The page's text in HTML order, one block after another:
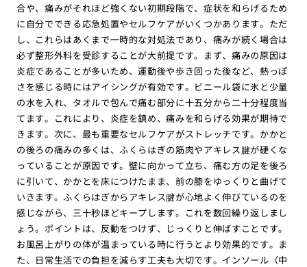
合や、痛みがそれほど強くない初期段階で、症状を和らげるため
に自分でできる応急処置やセルフケアがいくつかあります。ただ
し、これらはあくまで一時的な対処法であり、痛みが続く場合は
必ず整形外科を受診することが大前提です。まず、痛みの原因は
炎症であることが多いため、運動後や歩き回った後など、熱っぽ
さを感じる時にはアイシングが有効です。ビニール袋に氷と少量
の水を入れ、タオルで包んで痛む部分に十五分から二十分程度当
てます。これにより、炎症を鎮め、痛みを和らげる効果が期待で
きます。次に、最も重要なセルフケアがストレッチです。かかと
の後ろの痛みの多くは、ふくらはぎの筋肉やアキレス腱が硬くな
っていることが原因です。壁に向かって立ち、痛む方の足を後ろ
に引いて、かかとを床につけたまま、前の膝をゆっくりと曲げて
いきます。ふくらはぎからアキレス腱が心地よく伸びているのを
感じながら、三十秒ほどキープします。これを数回繰り返しまし
ょう。ポイントは、反動をつけず、じっくりと伸ばすことです。
お風呂上がりの体が温まっている時に行うとより効果的です。ま
た、日常生活での負担を減らす工夫も大切です。インソール（中